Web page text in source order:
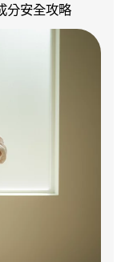
分安全攻略